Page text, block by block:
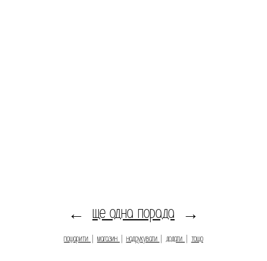
← ще одна порада →
пошарити магазин надрукувати додати тощо